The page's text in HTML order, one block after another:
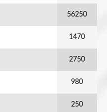
56250
1470
2750
980
250